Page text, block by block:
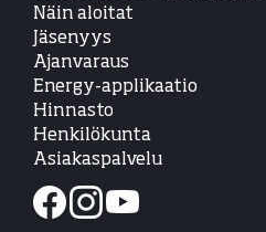
Näin aloitat
Jäsenyys
Ajanvaraus
Energy-applikaatio
Hinnasto
Henkilökunta
Asiakaspalvelu